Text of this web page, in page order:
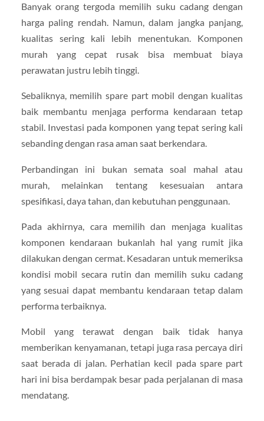
Banyak orang tergoda memilih suku cadang dengan
harga paling rendah. Namun, dalam jangka panjang,
kualitas sering kali lebih menentukan. Komponen
murah yang cepat rusak bisa membuat biaya
perawatan justru lebih tinggi.
Sebaliknya, memilih spare part mobil dengan kualitas
baik membantu menjaga performa kendaraan tetap
stabil. Investasi pada komponen yang tepat sering kali
sebanding dengan rasa aman saat berkendara.
Perbandingan ini bukan semata soal mahal atau
murah, melainkan tentang kesesuaian antara
spesifikasi, daya tahan, dan kebutuhan penggunaan.
Pada akhirnya, cara memilih dan menjaga kualitas
komponen kendaraan bukanlah hal yang rumit jika
dilakukan dengan cermat. Kesadaran untuk memeriksa
kondisi mobil secara rutin dan memilih suku cadang
yang sesuai dapat membantu kendaraan tetap dalam
performa terbaiknya.
Mobil yang terawat dengan baik tidak hanya
memberikan kenyamanan, tetapi juga rasa percaya diri
saat berada di jalan. Perhatian kecil pada spare part
hari ini bisa berdampak besar pada perjalanan di masa
mendatang.